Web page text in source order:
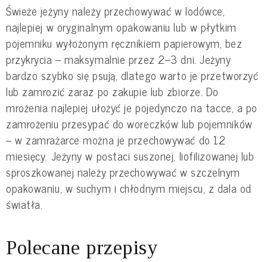
Świeże jeżyny należy przechowywać w lodówce,
najlepiej w oryginalnym opakowaniu lub w płytkim
pojemniku wyłożonym ręcznikiem papierowym, bez
przykrycia – maksymalnie przez 2–3 dni. Jeżyny
bardzo szybko się psują, dlatego warto je przetworzyć
lub zamrozić zaraz po zakupie lub zbiorze. Do
mrożenia najlepiej ułożyć je pojedynczo na tacce, a po
zamrożeniu przesypać do woreczków lub pojemników
– w zamrażarce można je przechowywać do 12
miesięcy. Jeżyny w postaci suszonej, liofilizowanej lub
sproszkowanej należy przechowywać w szczelnym
opakowaniu, w suchym i chłodnym miejscu, z dala od
światła.
Polecane przepisy